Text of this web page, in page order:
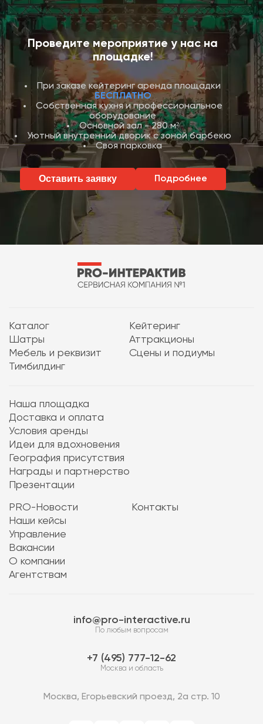
Проведите мероприятие у нас на
площадке!
При заказе кейтеринг аренда площадки
БЕСПЛАТНО
Собственная кухня и профессиональное
оборудование
Основной зал - 280 м²
Уютный внутренний дворик с зоной барбекю
Своя парковка
Оставить заявку Подробнее
Каталог
Кейтеринг
Шатры
Аттракционы
Мебель и реквизит
Сцены и подиумы
Тимбилдинг
Наша площадка
Доставка и оплата
Условия аренды
Идеи для вдохновения
География присутствия
Награды и партнерство
Презентации
PRO-Новости
Наши кейсы
Управление
Вакансии
О компании
Агентствам
Контакты
info@pro-interactive.ru
По любым вопросам
7 (495) 777-12-62
Москва и область
Москва, Егорьевский проезд, 2а стр. 10